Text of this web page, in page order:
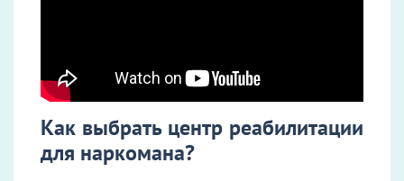
Как выбрать центр реабилитации
для наркомана?